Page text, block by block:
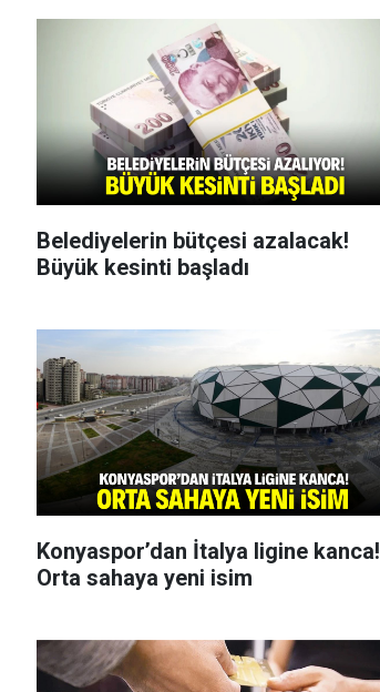
Belediyelerin bütçesi azalacak!
Büyük kesinti başladı
Konyaspor’dan İtalya ligine kanca!
Orta sahaya yeni isim